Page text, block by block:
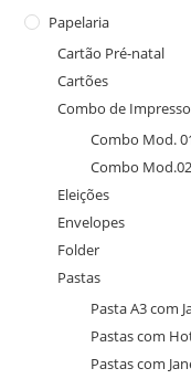
Papelaria
Cartão Pré-natal
Cartões
Combo de
Combo Mod.
Combo Mod.02
Eleições
Envelopes
Folder
Pastas
Pasta A3 com
Pastas com
Pastas com